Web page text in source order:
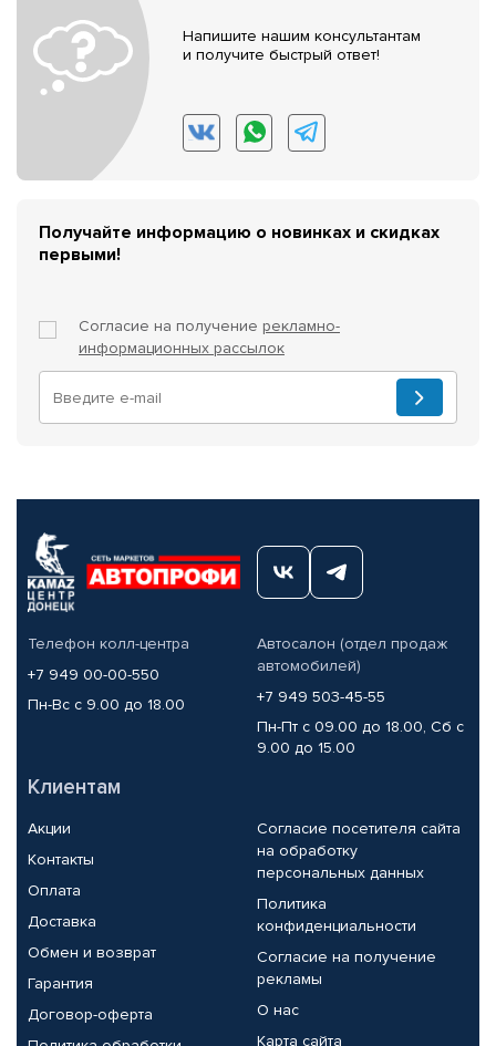
Напишите нашим консультантам
и получите быстрый ответ!
Получайте информацию о новинках и скидках
первыми!
Согласие на получение рекламно-
информационных рассылок
Телефон колл-центра
+7 949 00-00-550
Пн-Вс с 9.00 до 18.00
Автосалон (отдел продаж
автомобилей)
+7 949 503-45-55
Пн-Пт с 09.00 до 18.00, Сб с
9.00 до 15.00
Клиентам
Акции
Контакты
Оплата
Доставка
Обмен и возврат
Гарантия
Договор-оферта
Согласие посетителя сайта
на обработку
персональных данных
Политика
конфиденциальности
Согласие на получение
рекламы
О нас
Карта сайта